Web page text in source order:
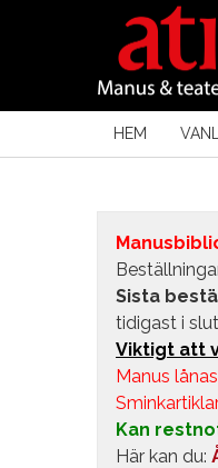
HEM
Sista
tidigast i
Viktigt att
Manus lånas
Kan
Här kan du: